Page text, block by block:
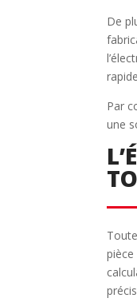
De
Par
une